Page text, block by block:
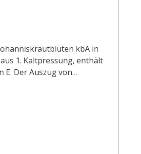
kbA in
1. Kaltpressung, enthält
E. Der Auszug von